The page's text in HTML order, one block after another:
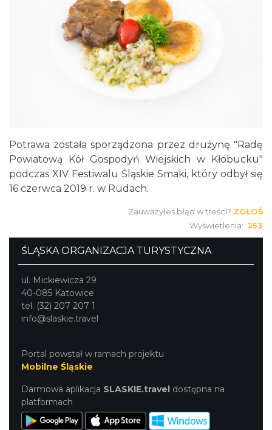
Potrawa została sporządzona przez drużynę "Radę
Powiatową Kół Gospodyń Wiejskich w Kłobucku"
podczas XIV Festiwalu Śląskie Smaki, który odbył się
16 czerwca 2019 r. w Rudach.
Zauważyłeś błąd w treści? ZGŁOŚ
Wyświetlenia: 253
ŚLĄSKA ORGANIZACJA TURYSTYCZNA
ul. Mickiewicza 29
40-085 Katowice
tel. (32) 207 207 1
info@slaskie.travel
Portal powstał w ramach projektu
Mobilne Śląskie
Darmowa aplikacja SLASKIE.travel dostępna na
platformach